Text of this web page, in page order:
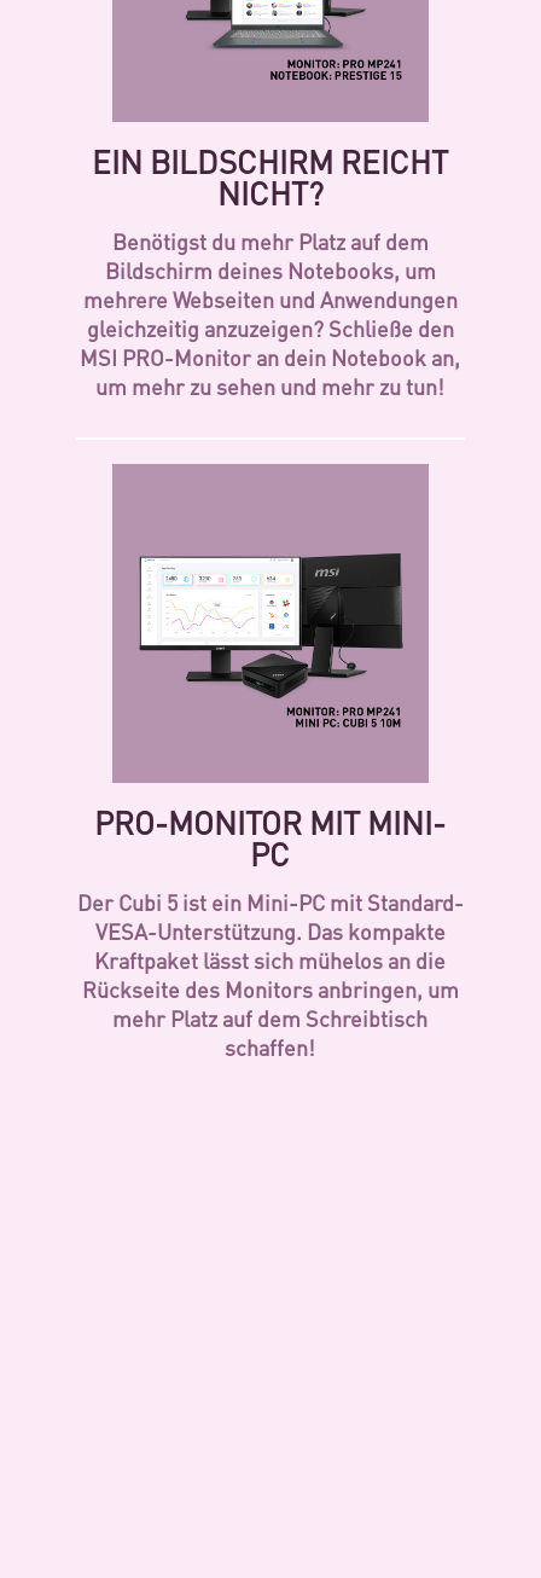
EIN BILDSCHIRM REICHT
NICHT?
Benötigst du mehr Platz auf dem
Bildschirm deines Notebooks, um
mehrere Webseiten und Anwendungen
gleichzeitig anzuzeigen? Schließe den
MSI PRO-Monitor an dein Notebook an,
um mehr zu sehen und mehr zu tun!
PRO-MONITOR MIT MINI-
PC
Der Cubi 5 ist ein Mini-PC mit Standard-
VESA-Unterstützung. Das kompakte
Kraftpaket lässt sich mühelos an die
Rückseite des Monitors anbringen, um
mehr Platz auf dem Schreibtisch
schaffen!